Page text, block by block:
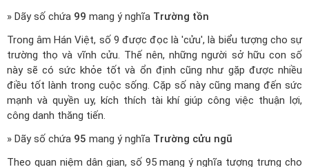
» Dãy số chứa 99 mang ý nghĩa Trường tồn
Trong âm Hán Việt, số 9 được đọc là 'cửu', là biểu tượng cho sự
trường thọ và vĩnh cửu. Thế nên, những người sở hữu con số
này sẽ có sức khỏe tốt và ổn định cũng như gặp được nhiều
điều tốt lành trong cuộc sống. Cặp số này cũng mang đến sức
mạnh và quyền uy, kích thích tài khí giúp công việc thuận lợi,
công danh thăng tiến.
» Dãy số chứa 95 mang ý nghĩa Trường cửu ngũ
Theo quan niệm dân gian, số 95 mang ý nghĩa tượng trưng cho